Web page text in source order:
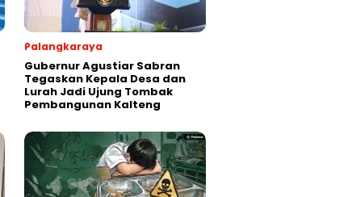
Palangkaraya
Gubernur Agustiar Sabran
Tegaskan Kepala Desa dan
Lurah Jadi Ujung Tombak
Pembangunan Kalteng